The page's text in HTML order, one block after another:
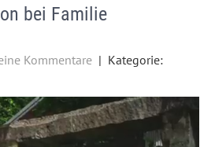
bei Familie
Kommentare | Kategorie: